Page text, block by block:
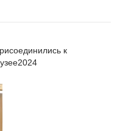
к